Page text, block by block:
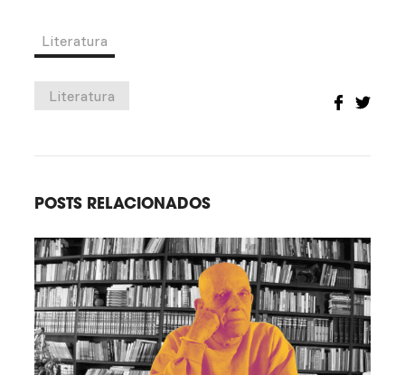
Literatura
Literatura
POSTS RELACIONADOS